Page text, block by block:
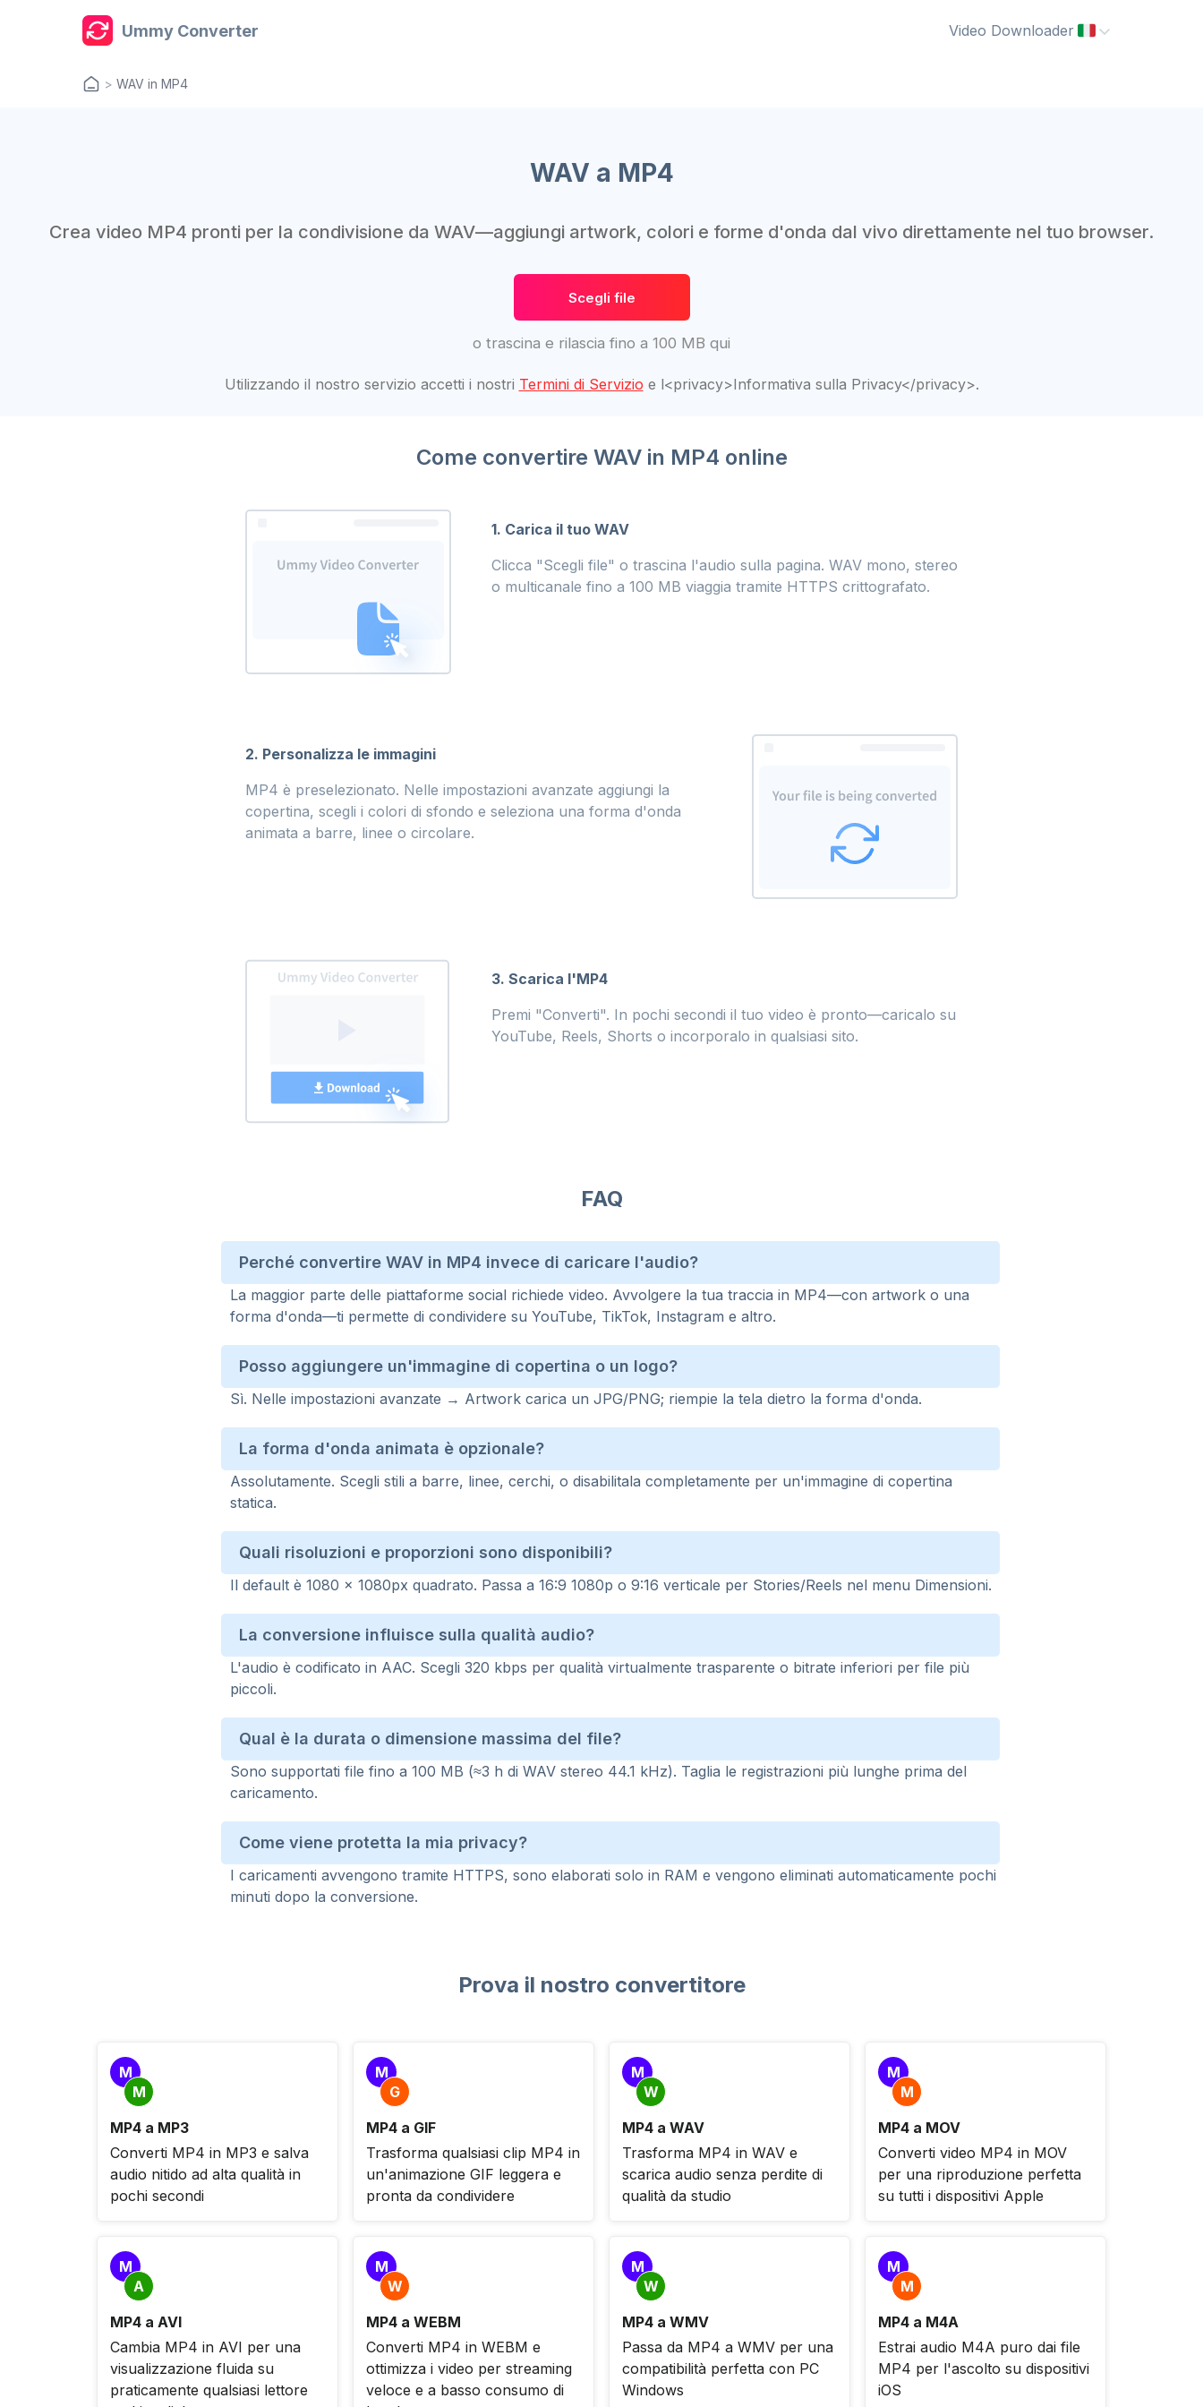
Ummy Converter Video Downloader
> WAV in MP4
WAV a MP4
Crea video MP4 pronti per la condivisione da WAV—aggiungi artwork, colori e forme d'onda dal vivo direttamente nel tuo browser.
Scegli file
o trascina e rilascia fino a 100 MB qui
Utilizzando il nostro servizio accetti i nostri Termini di Servizio e l<privacy>Informativa sulla Privacy</privacy>.
Come convertire WAV in MP4 online
1. Carica il tuo WAV
Clicca "Scegli file" o trascina l'audio sulla pagina. WAV mono, stereo
o multicanale fino a 100 MB viaggia tramite HTTPS crittografato.
2. Personalizza le immagini
MP4 è preselezionato. Nelle impostazioni avanzate aggiungi la
copertina, scegli i colori di sfondo e seleziona una forma d'onda
animata a barre, linee o circolare.
3. Scarica l'MP4
Premi "Converti". In pochi secondi il tuo video è pronto—caricalo su
YouTube, Reels, Shorts o incorporalo in qualsiasi sito.
FAQ
Perché convertire WAV in MP4 invece di caricare l'audio?
La maggior parte delle piattaforme social richiede video. Avvolgere la tua traccia in MP4—con artwork o una
forma d'onda—ti permette di condividere su YouTube, TikTok, Instagram e altro.
Posso aggiungere un'immagine di copertina o un logo?
Sì. Nelle impostazioni avanzate → Artwork carica un JPG/PNG; riempie la tela dietro la forma d'onda.
La forma d'onda animata è opzionale?
Assolutamente. Scegli stili a barre, linee, cerchi, o disabilitala completamente per un'immagine di copertina
statica.
Quali risoluzioni e proporzioni sono disponibili?
Il default è 1080 × 1080px quadrato. Passa a 16:9 1080p o 9:16 verticale per Stories/Reels nel menu Dimensioni.
La conversione influisce sulla qualità audio?
L'audio è codificato in AAC. Scegli 320 kbps per qualità virtualmente trasparente o bitrate inferiori per file più
piccoli.
Qual è la durata o dimensione massima del file?
Sono supportati file fino a 100 MB (≈3 h di WAV stereo 44.1 kHz). Taglia le registrazioni più lunghe prima del
caricamento.
Come viene protetta la mia privacy?
I caricamenti avvengono tramite HTTPS, sono elaborati solo in RAM e vengono eliminati automaticamente pochi
minuti dopo la conversione.
Prova il nostro convertitore
M
M
MP4 a MP3
Converti MP4 in MP3 e salva
audio nitido ad alta qualità in
pochi secondi
M
G
MP4 a GIF
Trasforma qualsiasi clip MP4 in
un'animazione GIF leggera e
pronta da condividere
M
W
MP4 a WAV
Trasforma MP4 in WAV e
scarica audio senza perdite di
qualità da studio
M
M
MP4 a MOV
Converti video MP4 in MOV
per una riproduzione perfetta
su tutti i dispositivi Apple
M
A
MP4 a AVI
Cambia MP4 in AVI per una
visualizzazione fluida su
praticamente qualsiasi lettore
M
W
MP4 a WEBM
Converti MP4 in WEBM e
ottimizza i video per streaming
veloce e a basso consumo di
M
W
MP4 a WMV
Passa da MP4 a WMV per una
compatibilità perfetta con PC
Windows
M
M
MP4 a M4A
Estrai audio M4A puro dai file
MP4 per l'ascolto su dispositivi
iOS